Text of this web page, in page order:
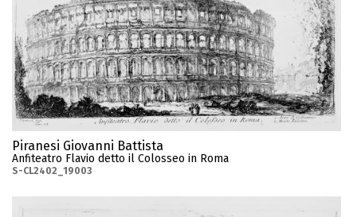
Piranesi Giovanni Battista
Anfiteatro Flavio detto il Colosseo in Roma
S-CL2402_19003